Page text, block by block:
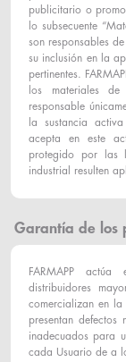
publicitario o
lo subsecuente
son responsables
su inclusión en la
pertinentes.
los materiales
responsable
la sustancia
acepta en este
protegido por las
industrial resulten
Garantía de los
FARMAPP
distribuidores
comercializan en la
presentan
inadecuados para
cada Usuario de a